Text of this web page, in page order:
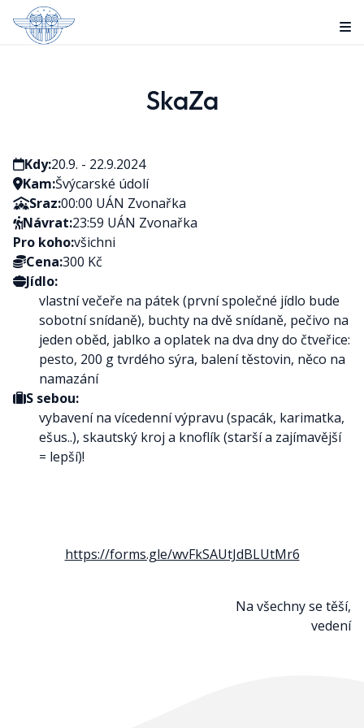
SkaZa
Kdy:20.9. - 22.9.2024
Kam:Švýcarské údolí
Sraz:00:00 UÁN Zvonařka
Návrat:23:59 UÁN Zvonařka
Pro koho:všichni
Cena:300 Kč
Jídlo:
vlastní večeře na pátek (první společné jídlo bude
sobotní snídaně), buchty na dvě snídaně, pečivo na
jeden oběd, jablko a oplatek na dva dny do čtveřice:
pesto, 200 g tvrdého sýra, balení těstovin, něco na
namazání
S sebou:
vybavení na vícedenní výpravu (spacák, karimatka,
ešus..), skautský kroj a knoflík (starší a zajímavější
= lepší)!
https://forms.gle/wvFkSAUtJdBLUtMr6
Na všechny se těší,
vedení